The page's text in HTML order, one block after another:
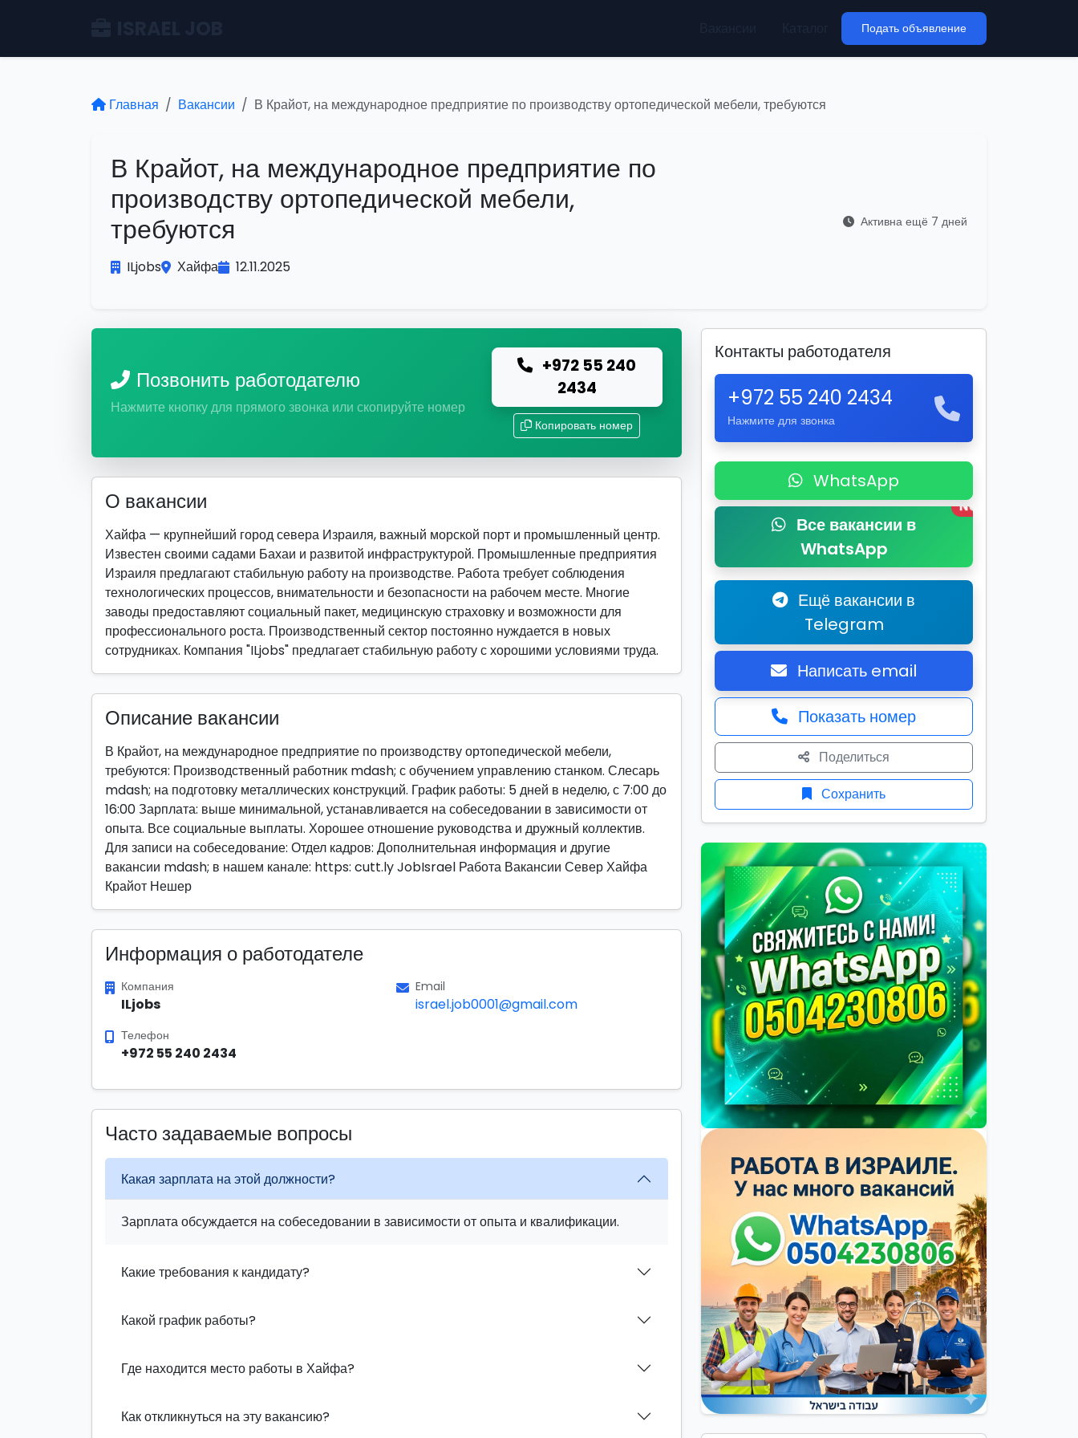
Подать объявление
Главная Вакансии В Крайот, на международное предприятие по производству ортопедической мебели, требуются
В Крайот, на международное предприятие по
производству ортопедической мебели,
требуются
ILjobs Хайфа 12.11.2025
Активна ещё 7 дней
Позвонить работодателю
Нажмите кнопку для прямого звонка или скопируйте номер
+972 55 240
2434
Копировать номер
О вакансии
Хайфа — крупнейший город севера Израиля, важный морской порт и промышленный центр.
Известен своими садами Бахаи и развитой инфраструктурой. Промышленные предприятия
Израиля предлагают стабильную работу на производстве. Работа требует соблюдения
технологических процессов, внимательности и безопасности на рабочем месте. Многие
заводы предоставляют социальный пакет, медицинскую страховку и возможности для
профессионального роста. Производственный сектор постоянно нуждается в новых
сотрудниках. Компания "ILjobs" предлагает стабильную работу с хорошими условиями труда.
Описание вакансии
В Крайот, на международное предприятие по производству ортопедической мебели,
требуются: Производственный работник mdash; с обучением управлению станком. Слесарь
mdash; на подготовку металлических конструкций. График работы: 5 дней в неделю, с 7:00 до
16:00 Зарплата: выше минимальной, устанавливается на собеседовании в зависимости от
опыта. Все социальные выплаты. Хорошее отношение руководства и дружный коллектив.
Для записи на собеседование: Отдел кадров: Дополнительная информация и другие
вакансии mdash; в нашем канале: https: cutt.ly JobIsrael Работа Вакансии Север Хайфа
Крайот Нешер
Информация о работодателе
Компания
ILjobs
Email
israel.job0001@gmail.com
Телефон
+972 55 240 2434
Часто задаваемые вопросы
Какая зарплата на этой должности?
Зарплата обсуждается на собеседовании в зависимости от опыта и квалификации.
Какие требования к кандидату?
Какой график работы?
Где находится место работы в Хайфа?
Как откликнуться на эту вакансию?
Контакты работодателя
+972 55 240 2434
Нажмите для звонка
WhatsApp
Все вакансии в
WhatsApp
New
Ещё вакансии в
Telegram
Написать email
Показать номер
Поделиться
Сохранить